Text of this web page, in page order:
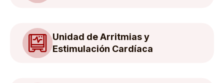
Unidad de Arritmias y
Estimulación Cardíaca